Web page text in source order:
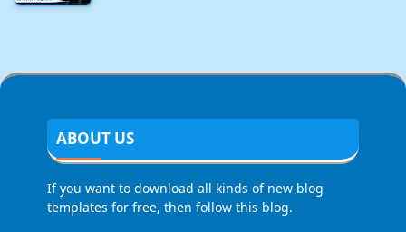
ABOUT US
If you want to download all kinds of new blog
templates for free, then follow this blog.